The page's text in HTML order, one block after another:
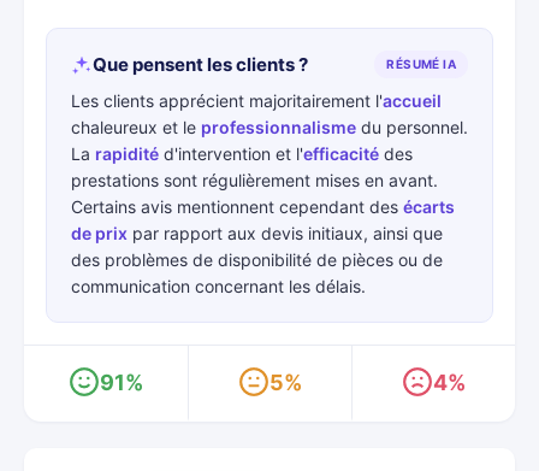
Que pensent les clients ? RÉSUMÉ IA
Les clients apprécient majoritairement l'accueil
chaleureux et le professionnalisme du personnel.
La rapidité d'intervention et l'efficacité des
prestations sont régulièrement mises en avant.
Certains avis mentionnent cependant des écarts
de prix par rapport aux devis initiaux, ainsi que
des problèmes de disponibilité de pièces ou de
communication concernant les délais.
91% 5% 4%